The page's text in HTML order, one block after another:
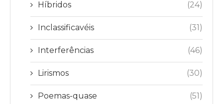
Híbridos (24)
Inclassificavéis (31)
Interferências (46)
Lirismos (30)
Poemas-quase (51)